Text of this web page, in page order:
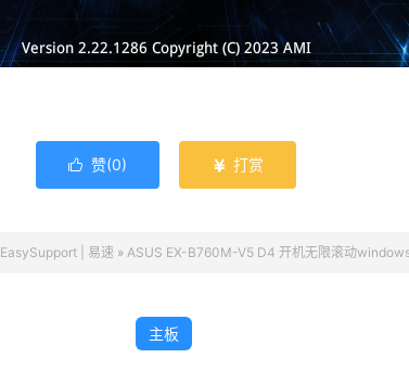
 赞(0)  打赏
EasySupport | 易速 » ASUS EX-B760M-V5 D4 开机无限滚动
主板